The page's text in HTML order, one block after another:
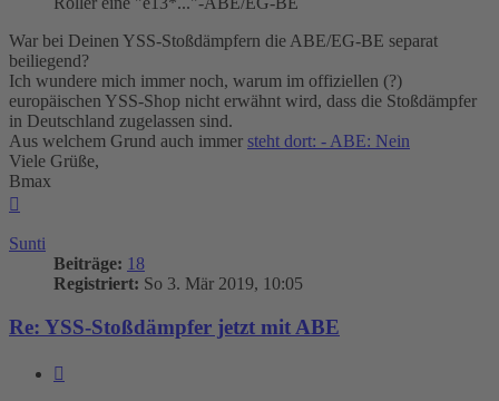
War bei Deinen YSS-Stoßdämpfern die ABE/EG-BE separat
beiliegend?
Ich wundere mich immer noch, warum im offiziellen (?)
europäischen YSS-Shop nicht erwähnt wird, dass die Stoßdämpfer
in Deutschland zugelassen sind.
Aus welchem Grund auch immer steht dort: - ABE: Nein
Viele Grüße,
Bmax
Sunti
Beiträge: 18
Registriert: So 3. Mär 2019, 10:05
Re: YSS-Stoßdämpfer jetzt mit ABE